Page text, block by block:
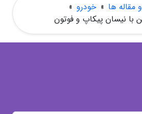
مقاله ها » خودرو »
با نیسان پیکاپ و فوتون